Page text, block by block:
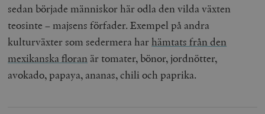
sedan började människor här odla den vilda växten
teosinte – majsens förfader. Exempel på andra
kulturväxter som sedermera harhämtats från den
mexikanska floran är tomater, bönor, jordnötter,
avokado, papaya, ananas, chili och paprika.